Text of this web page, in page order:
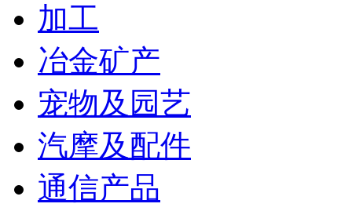
加工
冶金矿产
宠物及园艺
汽摩及配件
通信产品